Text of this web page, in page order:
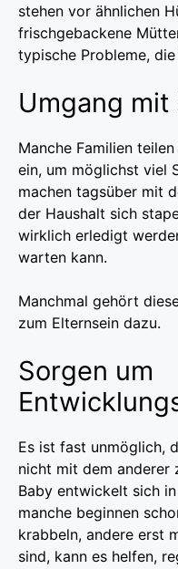
stehen vor ähnlichen
frischgebackene
typische Probleme,
Umgang mit
Manche Familien
ein, um möglichst viel
machen tagsüber mit
der Haushalt sich
wirklich erledigt
warten kann.
Manchmal gehört
zum Elternsein dazu.
Sorgen um
Es ist fast unmöglich,
nicht mit dem anderer
Baby entwickelt sich
manche beginnen
krabbeln, andere erst
sind, kann es helfen,